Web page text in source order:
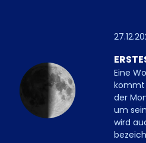
Eine
kommt
der
um
wird